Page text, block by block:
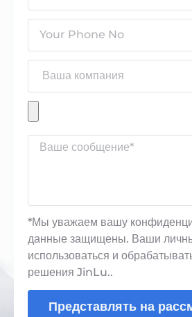
*Мы уважаем вашу
данные защищены. Ваши
использоваться и
решения JinLu..
Представлять на